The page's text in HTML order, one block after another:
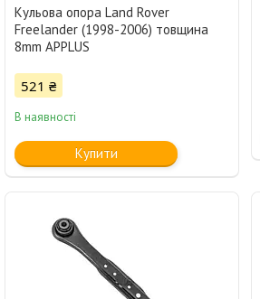
Кульова опора Land Rover
Freelander (1998-2006) товщина
8mm APPLUS
521 ₴
В наявності
Купити